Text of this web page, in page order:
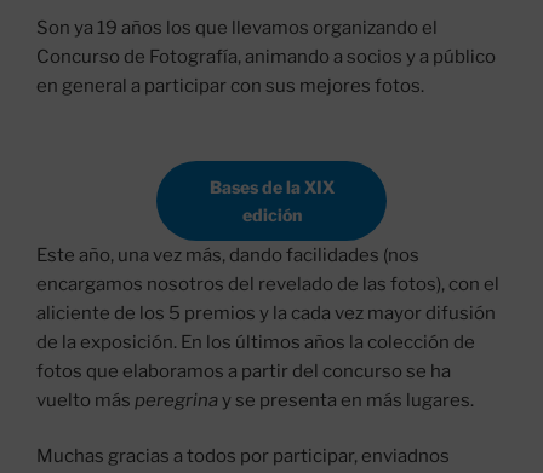
Son ya 19 años los que llevamos organizando el
Concurso de Fotografía, animando a socios y a público
en general a participar con sus mejores fotos.
Bases de la XIX
edición
Este año, una vez más, dando facilidades (nos
encargamos nosotros del revelado de las fotos), con el
aliciente de los 5 premios y la cada vez mayor difusión
de la exposición. En los últimos años la colección de
fotos que elaboramos a partir del concurso se ha
vuelto más peregrina y se presenta en más lugares.
Muchas gracias a todos por participar, enviadnos